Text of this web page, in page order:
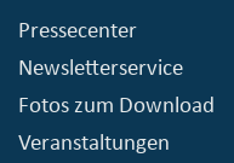
Pressecenter
Newsletterservice
Fotos zum Download
Veranstaltungen